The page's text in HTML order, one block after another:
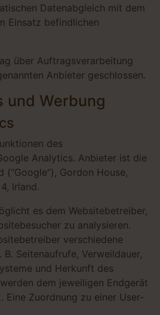
Datenabgleich mit dem
Einsatz befindlichen
über Auftragsverarbeitung
Anbieter geschlossen.
und Werbung
des
Analytics. Anbieter ist die
(“Google“), Gordon House,
Irland.
es dem Websitebetreiber,
zu analysieren.
verschiedene
Seitenaufrufe, Verweildauer,
und Herkunft des
dem jeweiligen Endgerät
Eine Zuordnung zu einer User-